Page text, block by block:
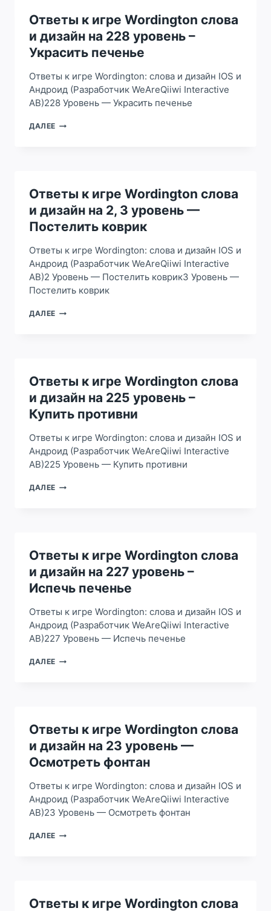
ДИЗАЙН
НА
22
УРОВЕНЬ
—
ФОНТАН
Ответы к игре Wordington слова
и дизайн на 228 уровень –
Украсить печенье
Ответы к игре Wordington: слова и дизайн IOS и
Андроид (Разработчик WeAreQiiwi Interactive
AB)228 Уровень — Украсить печенье
ДАЛЕЕ ОТВЕТЫ
ДИЗАЙН
НА
228
УРОВЕНЬ
–
ПЕЧЕНЬЕ
Ответы к игре Wordington слова
и дизайн на 2, 3 уровень —
Постелить коврик
Ответы к игре Wordington: слова и дизайн IOS и
Андроид (Разработчик WeAreQiiwi Interactive
AB)2 Уровень — Постелить коврик3 Уровень —
Постелить коврик
ДАЛЕЕ ОТВЕТЫ
ДИЗАЙН
НА
2,
3
УРОВЕНЬ
ПОСТЕЛИТЬ
КОВРИК
Ответы к игре Wordington слова
и дизайн на 225 уровень –
Купить противни
Ответы к игре Wordington: слова и дизайн IOS и
Андроид (Разработчик WeAreQiiwi Interactive
AB)225 Уровень — Купить противни
ДАЛЕЕ ОТВЕТЫ
ДИЗАЙН
НА
225
УРОВЕНЬ
–
ПРОТИВНИ
Ответы к игре Wordington слова
и дизайн на 227 уровень –
Испечь печенье
Ответы к игре Wordington: слова и дизайн IOS и
Андроид (Разработчик WeAreQiiwi Interactive
AB)227 Уровень — Испечь печенье
ДАЛЕЕ ОТВЕТЫ
ДИЗАЙН
НА
227
УРОВЕНЬ
–
ПЕЧЕНЬЕ
Ответы к игре Wordington слова
и дизайн на 23 уровень —
Осмотреть фонтан
Ответы к игре Wordington: слова и дизайн IOS и
Андроид (Разработчик WeAreQiiwi Interactive
AB)23 Уровень — Осмотреть фонтан
ДАЛЕЕ ОТВЕТЫ
ДИЗАЙН
Ответы к игре Wordington слова